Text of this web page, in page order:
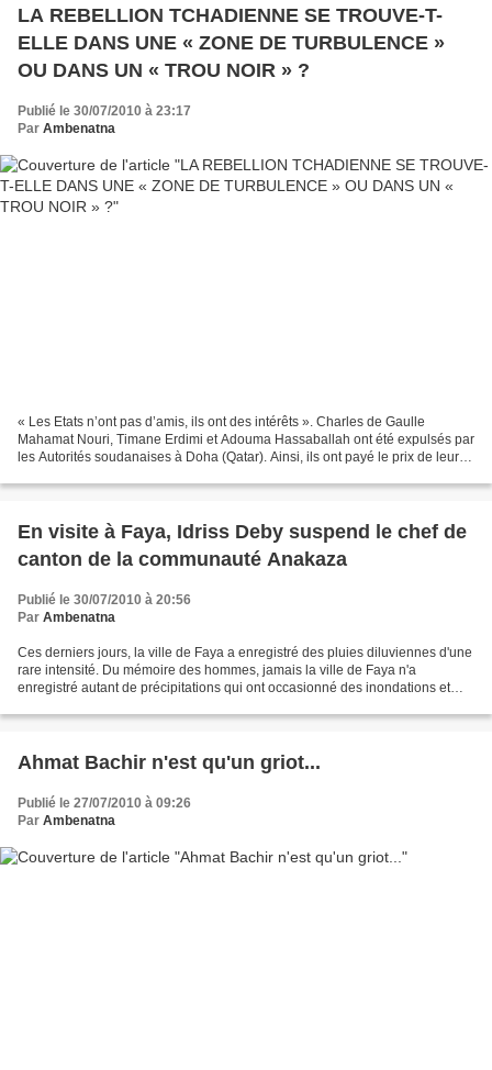
LA REBELLION TCHADIENNE SE TROUVE-T-
ELLE DANS UNE « ZONE DE TURBULENCE »
OU DANS UN « TROU NOIR » ?
Publié le 30/07/2010 à 23:17
Par Ambenatna
« Les Etats n’ont pas d’amis, ils ont des intérêts ». Charles de Gaulle
Mahamat Nouri, Timane Erdimi et Adouma Hassaballah ont été expulsés par
les Autorités soudanaises à Doha (Qatar). Ainsi, ils ont payé le prix de leur
En visite à Faya, Idriss Deby suspend le chef de
canton de la communauté Anakaza
Publié le 30/07/2010 à 20:56
Par Ambenatna
Ces derniers jours, la ville de Faya a enregistré des pluies diluviennes d'une
rare intensité. Du mémoire des hommes, jamais la ville de Faya n'a
enregistré autant de précipitations qui ont occasionné des inondations et
Ahmat Bachir n'est qu'un griot...
Publié le 27/07/2010 à 09:26
Par Ambenatna